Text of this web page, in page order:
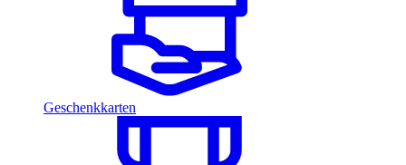
Geschenkkarten